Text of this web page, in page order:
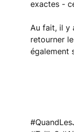
exactes -
Au fait, il y
retourner
également